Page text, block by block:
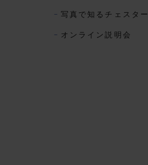
写真で知るチェスター
オンライン説明会